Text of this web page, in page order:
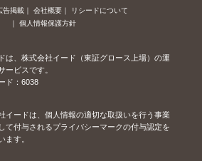
告掲載 会社概要
リシードについて
個人情報保護方針
は、株式会社イード（東証グロース上場）の運
ービスです。
ド：6038
イードは、個人情報の適切な取扱いを行う事業
て付与されるプライバシーマークの付与認定を
ます。